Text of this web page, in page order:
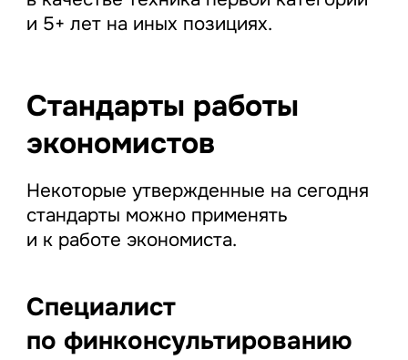
и 5+ лет на иных позициях.
Стандарты работы
экономистов
Некоторые утвержденные на сегодня
стандарты можно применять
и к работе экономиста.
Специалист
по финконсультированию